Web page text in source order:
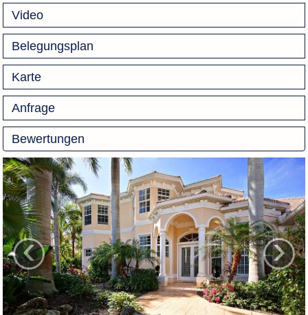
Video
Belegungsplan
Karte
Anfrage
Bewertungen
‹ ›